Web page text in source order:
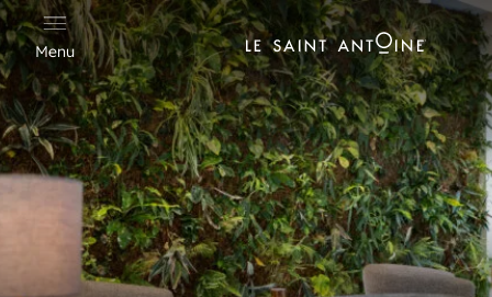
Menu
Hôtel Saint Antoine
Panneau de gestion des cookies